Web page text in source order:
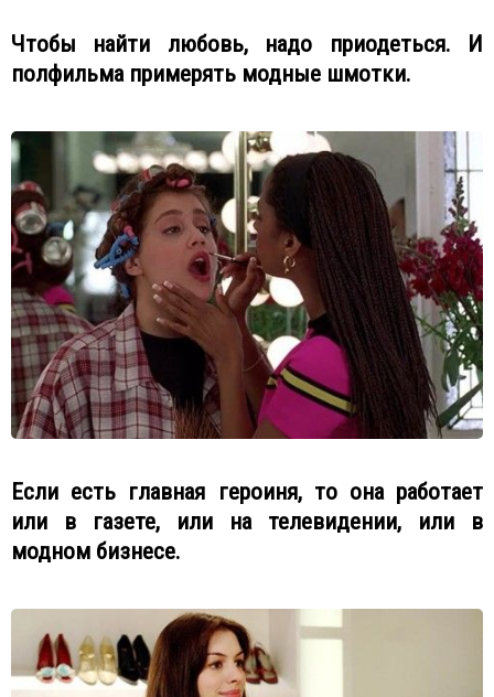
Чтобы найти любовь, надо приодеться. И
полфильма примерять модные шмотки.
Если есть главная героиня, то она работает
или в газете, или на телевидении, или в
модном бизнесе.